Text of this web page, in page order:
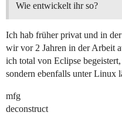
Wie entwickelt ihr so?
Ich hab früher privat und in
wir vor 2 Jahren in der Arbeit
ich total von Eclipse
sondern ebenfalls unter Linux
mfg
deconstruct